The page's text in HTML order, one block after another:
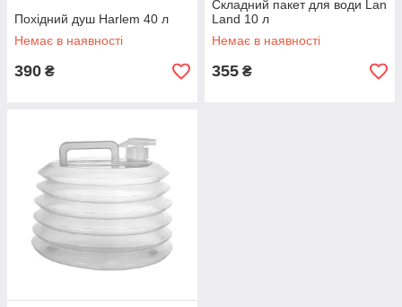
Похідний душ Harlem 40 л
Немає в наявності
390 ₴
Складний пакет для води Lan
Land 10 л
Немає в наявності
355 ₴